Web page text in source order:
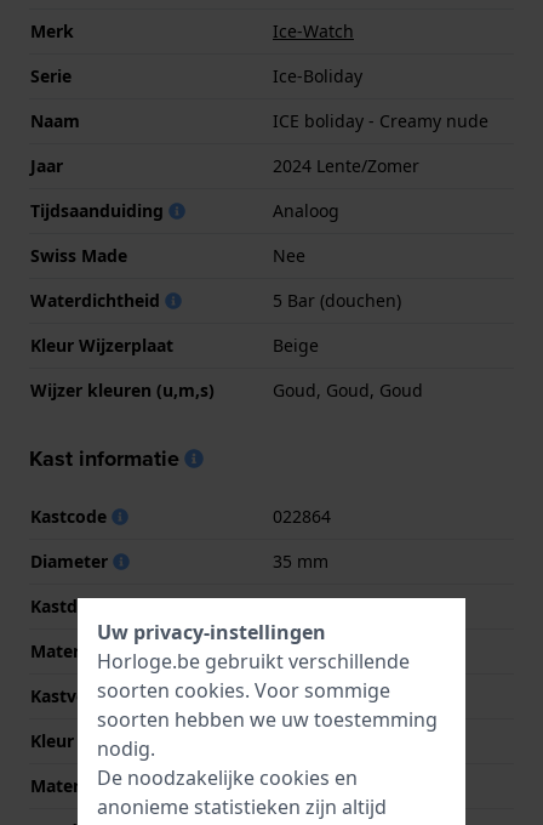
Merk
Ice-Watch
Serie
Ice-Boliday
Naam
ICE boliday - Creamy nude
Jaar
2024 Lente/Zomer
Tijdsaanduiding
Analoog
Swiss Made
Nee
Waterdichtheid
5 Bar (douchen)
Kleur Wijzerplaat
Beige
Wijzer kleuren (u,m,s)
Goud, Goud, Goud
Kast informatie
Kastcode
022864
Diameter
35 mm
Kastdikte
Materiaal
Aluminium
Kastvorm
Tonvormig
Kleur kast
Materiaal kastdeksel
Roestvrij staal
Uw privacy-instellingen
Horloge.be gebruikt verschillende
soorten cookies. Voor sommige
soorten hebben we uw toestemming
nodig.
De noodzakelijke cookies en
anonieme statistieken zijn altijd